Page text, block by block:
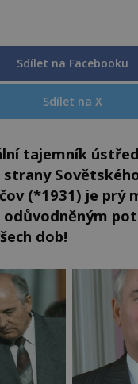
Sdílet na Facebooku
Sdílet na X
tajemník
(*1931) je prý
dob!